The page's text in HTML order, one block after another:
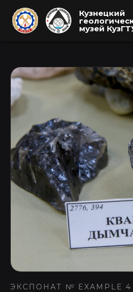
Кузнецкий
музей
ЭКСПОНАТ № EXAMPLE 4